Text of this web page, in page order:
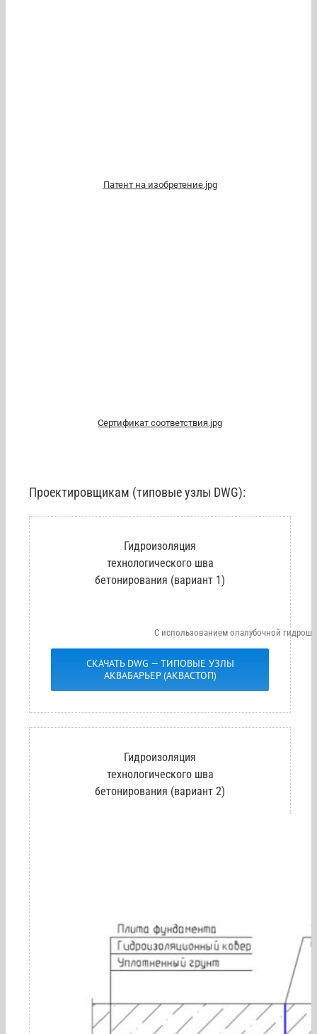
Патент на изобретение.jpg
Сертификат соответствия.jpg
Проектировщикам (типовые узлы DWG):
Гидроизоляция
технологического шва
бетонирования (вариант 1)
С использованием опалубочной
СКАЧАТЬ DWG — ТИПОВЫЕ УЗЛЫ
АКВАБАРЬЕР (АКВАСТОП)
Гидроизоляция
технологического шва
бетонирования (вариант 2)